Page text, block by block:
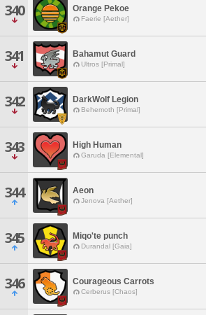
340 Orange Pekoe
Faerie [Aether]
341 Bahamut Guard
Ultros [Primal]
342 DarkWolf Legion
Behemoth [Primal]
343 High Human
Garuda [Elemental]
344 Aeon
Jenova [Aether]
345 Miqo'te punch
Durandal [Gaia]
346 Courageous Carrots
Cerberus [Chaos]